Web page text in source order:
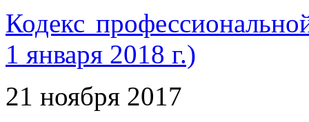
Кодекс
1 января 2018 г.)
21 ноября 2017